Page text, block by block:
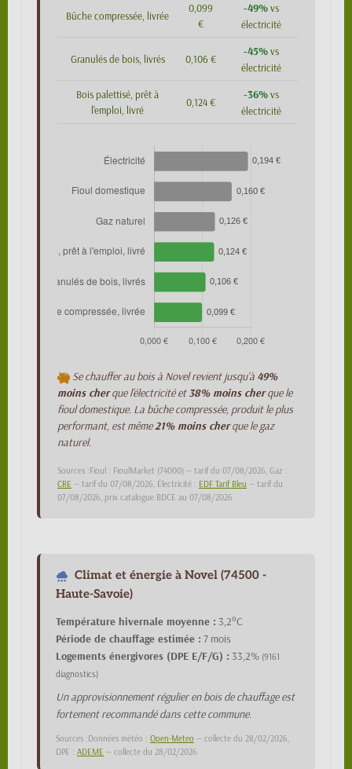
Bûche compressée, livrée
0,099
€
-49%vs
électricité
Granulés de bois, livrés 0,106 €
-45%vs
électricité
Bois palettisé, prêt à
l'emploi, livré
0,124 €
-36%vs
électricité
Se chauffer au bois à Novel revient jusqu'à 49%
moins cherque l'électricité et38% moins cherque le
fioul domestique. La bûche compressée, produit le plus
performant, est même21% moins cherque le gaz
naturel.
Sources :Fioul : FioulMarket (74000) — tarif du 07/08/2026, Gaz :
CRE — tarif du 07/08/2026, Électricité : EDF Tarif Bleu — tarif du
07/08/2026, prix catalogue BDCE au 07/08/2026
Climat et énergie à Novel (74500 -
Haute-Savoie)
Température hivernale moyenne : 3,2°C
Période de chauffage estimée : 7 mois
Logements énergivores (DPE E/F/G) : 33,2% (9161
diagnostics)
Un approvisionnement régulier en bois de chauffage est
fortement recommandé dans cette commune.
Sources :Données météo : Open-Meteo — collecte du 28/02/2026,
DPE : ADEME — collecte du 28/02/2026